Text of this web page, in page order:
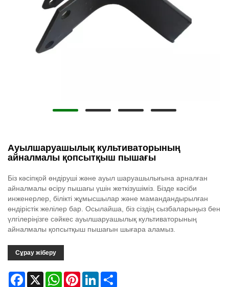
Ауылшаруашылық культиваторының
айналмалы қопсытқыш пышағы
Біз кәсіпқой өндіруші және ауыл шаруашылығына арналған
айналмалы өсіру пышағы үшін жеткізушіміз. Бізде кәсіби
инженерлер, білікті жұмысшылар және мамандандырылған
өндірістік желілер бар. Осылайша, біз сіздің сызбаларыңыз бен
үлгілеріңізге сәйкес ауылшаруашылық культиваторының
айналмалы қопсытқыш пышағын шығара аламыз.
Сұрау жіберу
Facebook
X WhatsAppPinterestLinkedIn